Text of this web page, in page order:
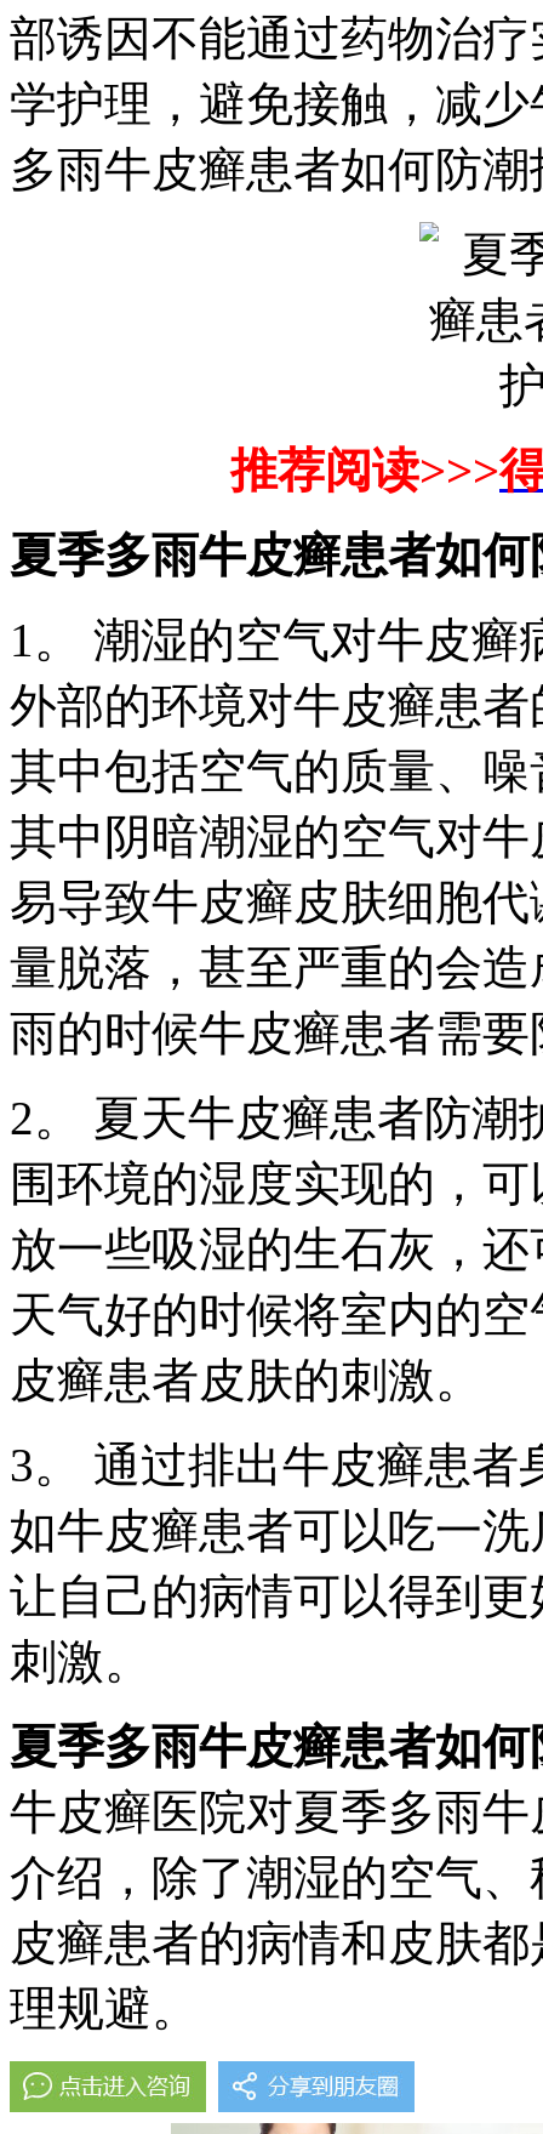
部诱因不能通过药物治
学护理，避免接触，减
多雨牛皮癣患者如何防潮
推荐阅读>>>
夏季多雨牛皮癣患者如
1。 潮湿的空气对牛皮
外部的环境对牛皮癣患
其中包括空气的质量、
其中阴暗潮湿的空气对
易导致牛皮癣皮肤细胞
量脱落，甚至严重的会
雨的时候牛皮癣患者需
2。 夏天牛皮癣患者防
围环境的湿度实现的，
放一些吸湿的生石灰，
天气好的时候将室内的
皮癣患者皮肤的刺激。
3。 通过排出牛皮癣患
如牛皮癣患者可以吃一
让自己的病情可以得到
刺激。
夏季多雨牛皮癣患者如
牛皮癣医院对夏季多雨
介绍，除了潮湿的空气
皮癣患者的病情和皮肤
理规避。